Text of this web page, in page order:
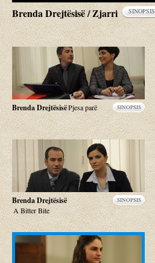
Brenda Drejtësisë / Zjarri SINOPSIS
Brenda DrejtësisëPjesa parë SINOPSIS
Brenda Drejtësisë
A Bitter Bite
SINOPSIS